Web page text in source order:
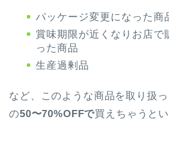
パッケージ変更になった商
賞味期限が近くなりお店で
った商品
生産過剰品
など、このような商品を取り扱
の50〜70%OFFで買えちゃうと